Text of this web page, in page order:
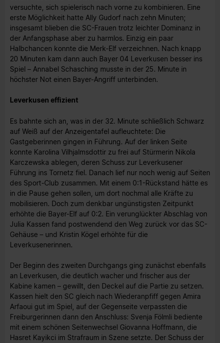
versuchte, sich spielerisch nach vorne zu kombinieren. Eine
erste Möglichkeit hatte Ally Gudorf nach zehn Minuten;
insgesamt blieben die SC-Frauen trotz leichter Dominanz in
der Anfangsphase aber zu harmlos. Einzig ein paar
Halbchancen konnte die Merk-Elf verzeichnen. Nach knapp
20 Minuten kam dann auch Bayer 04 Leverkusen besser ins
Spiel – Annabel Schasching musste in der 25. Minute in
höchster Not einen Bayer-Angriff unterbinden.
Leverkusen effizient
Es bahnte sich an, was in der 32. Minute schließlich Schwarz
auf Weiß auf der Anzeigentafel aufleuchtete: Die
Gastgeberinnen gingen in Führung. Auf der linken Seite
konnte Karolina Vilhjalmsdottir zu frei auf Stürmerin Nikola
Karczewska ablegen, deren Schuss zur Leverkusener
Führung ins Tornetz fiel. Danach lief nur noch wenig auf Seiten
des Sport-Club zusammen. Mit einem 0:1-Rückstand hätte es
in die Pause gehen sollen, um dort nochmal alle Kräfte zu
mobilisieren. Doch zum denkbar ungünstigsten Zeitpunkt
erhöhte die Bayer-Elf auf 0:2. Ein verunglückter Abschlag von
Julia Kassen fand postwendend den Weg zurück vor das SC-
Gehäuse – und Kristin Kögel erhöhte für die
Leverkusenerinnen.
Der Beginn des zweiten Durchgangs ging zunächst ebenfalls
an Leverkusen, die deutlich wacher und frischer aus der
Kabine kamen – gewillt, den Deckel auf die Partie zu setzen.
Kassen hielt den SC gleich nach Wiederanpfiff gegen Amira
Arfaoui gut im Spiel, auf der Gegenseite verpassten die
Freiburgerinnen dann den Anschluss: Svenja Fölmli bediente
mit einem schönen Seitenwechsel Giovanna Hoffmann, die
Hasret Kayikci im Strafraum in Szene setzte. Der Schuss der